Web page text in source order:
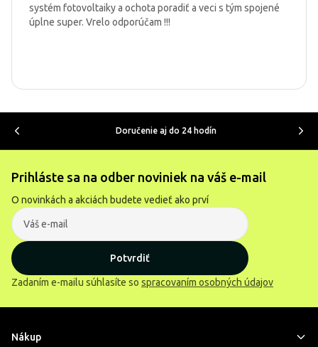
systém fotovoltaiky a ochota poradiť a veci s tým spojené
úplne super. Vrelo odporúčam !!!
Doručenie aj do 24 hodín
Prihláste sa na odber noviniek na váš e-mail
O novinkách a akciách budete vedieť ako prví
Potvrdiť
Zadaním e-mailu súhlasíte so spracovaním osobných údajov
Nákup